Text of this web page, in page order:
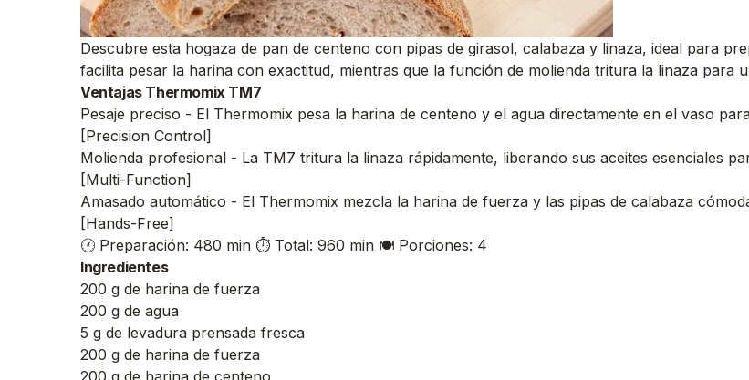
Descubre esta hogaza de pan de centeno con pipas de girasol, calabaza y linaza, ideal para
facilita pesar la harina con exactitud, mientras que la función de molienda tritura la linaza para
Ventajas Thermomix TM7
Pesaje preciso - El Thermomix pesa la harina de centeno y el agua directamente en el vaso
[Precision Control]
Molienda profesional - La TM7 tritura la linaza rápidamente, liberando sus aceites esenciales
[Multi-Function]
Amasado automático - El Thermomix mezcla la harina de fuerza y las pipas de calabaza
[Hands-Free]
🕐 Preparación: 480 min ⏱️ Total: 960 min 🍽️ Porciones: 4
Ingredientes
200 g de harina de fuerza
200 g de agua
5 g de levadura prensada fresca
200 g de harina de fuerza
200 g de harina de centeno